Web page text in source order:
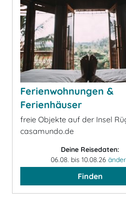
Ferienwohnungen &
Ferienhäuser
freie Objekte auf der Insel
casamundo.de
Deine Reisedaten:
06.08. bis 10.08.26
Finden